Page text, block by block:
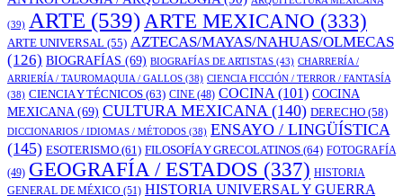
(39) ARTE (539) ARTE MEXICANO (333)
ARTE UNIVERSAL (55) AZTECAS/MAYAS/NAHUAS/OLMECAS
(126) BIOGRAFÍAS (69) BIOGRAFÍAS DE ARTISTAS (43) CHARRERÍA /
ARRIERÍA / TAUROMAQUIA / GALLOS (38) CIENCIA FICCIÓN / TERROR / FANTASÍA
(38) CIENCIA Y TÉCNICOS (63) CINE (48) COCINA (101) COCINA
MEXICANA (69) CULTURA MEXICANA (140) DERECHO (58)
DICCIONARIOS / IDIOMAS / MÉTODOS (38) ENSAYO / LINGÜÍSTICA
(145) ESOTERISMO (61) FILOSOFÍA Y GRECOLATINOS (64) FOTOGRAFÍA
(49) GEOGRAFÍA / ESTADOS (337) HISTORIA
GENERAL DE MÉXICO (51) HISTORIA UNIVERSAL Y GUERRA